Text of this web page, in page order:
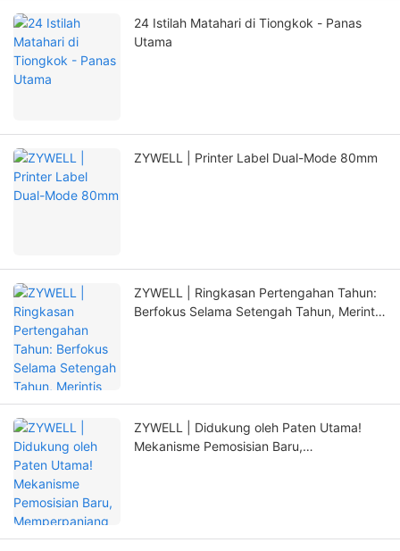
24 Istilah Matahari di Tiongkok - Panas
Utama
ZYWELL | Printer Label Dual-Mode 80mm
ZYWELL | Ringkasan Pertengahan Tahun:
Berfokus Selama Setengah Tahun, Merintis
ZYWELL | Didukung oleh Paten Utama!
Mekanisme Pemosisian Baru,